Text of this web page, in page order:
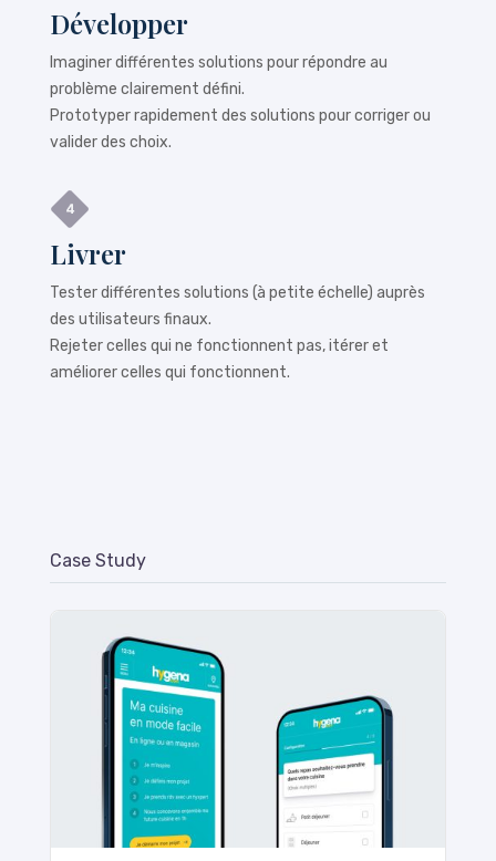
Développer
Imaginer différentes solutions pour répondre au
problème clairement défini.
Prototyper rapidement des solutions pour corriger ou
valider des choix.
Livrer
Tester différentes solutions (à petite échelle) auprès
des utilisateurs finaux.
Rejeter celles qui ne fonctionnent pas, itérer et
améliorer celles qui fonctionnent.
Case Study